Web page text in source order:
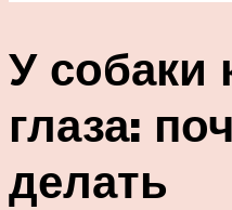
У собаки
глаза:
делать